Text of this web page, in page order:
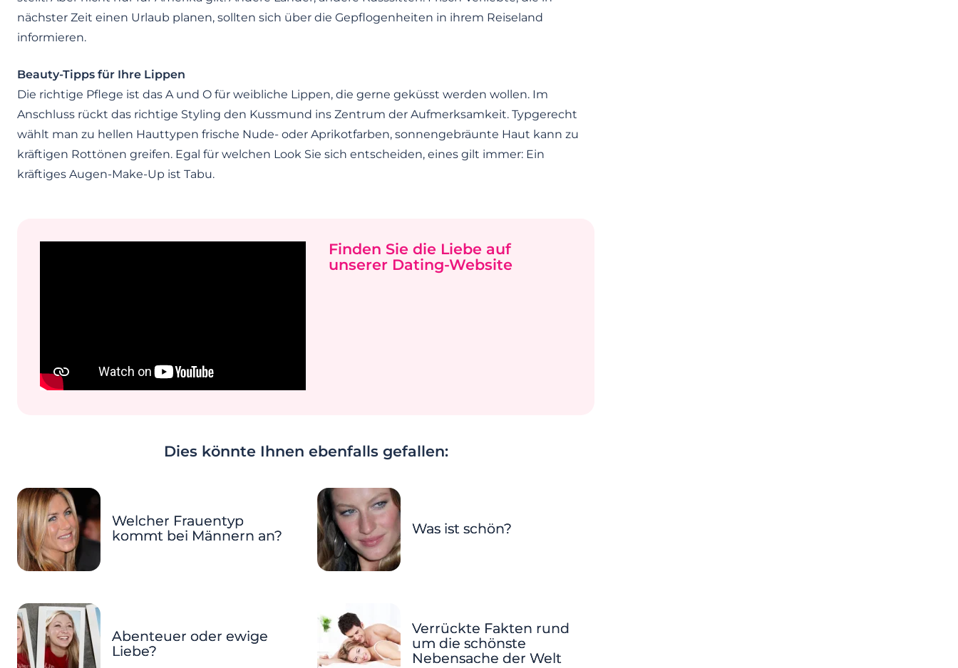
nächster Zeit einen Urlaub planen, sollten sich über die Gepflogenheiten in ihrem Reiseland
informieren.
Beauty-Tipps für Ihre Lippen
Die richtige Pflege ist das A und O für weibliche Lippen, die gerne geküsst werden wollen. Im
Anschluss rückt das richtige Styling den Kussmund ins Zentrum der Aufmerksamkeit. Typgerecht
wählt man zu hellen Hauttypen frische Nude- oder Aprikotfarben, sonnengebräunte Haut kann zu
kräftigen Rottönen greifen. Egal für welchen Look Sie sich entscheiden, eines gilt immer: Ein
kräftiges Augen-Make-Up ist Tabu.
Finden Sie die Liebe auf
unserer Dating-Website
Dies könnte Ihnen ebenfalls gefallen:
Welcher Frauentyp
kommt bei Männern an?
Was ist schön?
Abenteuer oder ewige
Liebe?
Verrückte Fakten rund
um die schönste
Nebensache der Welt